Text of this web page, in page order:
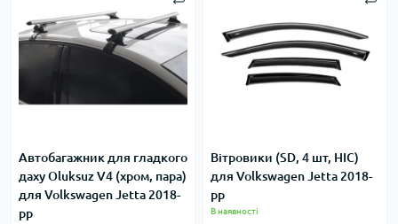
Автобагажник для гладкого
даху Oluksuz V4 (хром, пара)
для Volkswagen Jetta 2018-
рр
Вітровики (SD, 4 шт, HIC)
для Volkswagen Jetta 2018-
рр
В наявності